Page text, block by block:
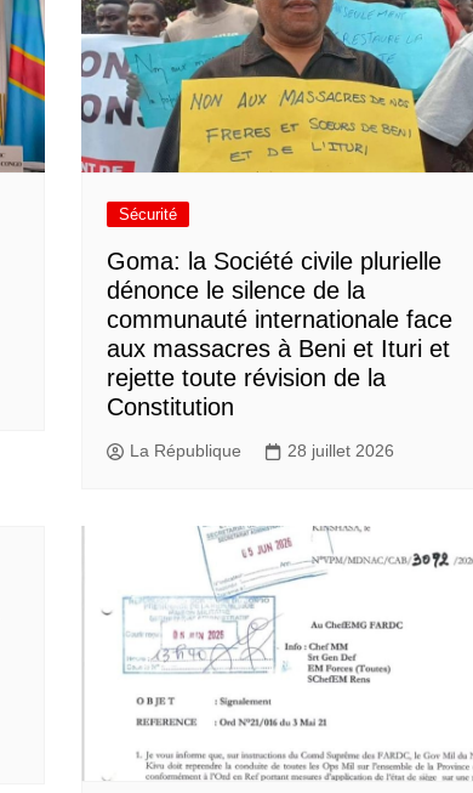
Sécurité
Goma: la Société civile plurielle
dénonce le silence de la
communauté internationale face
aux massacres à Beni et Ituri et
rejette toute révision de la
Constitution
La République 28 juillet 2026